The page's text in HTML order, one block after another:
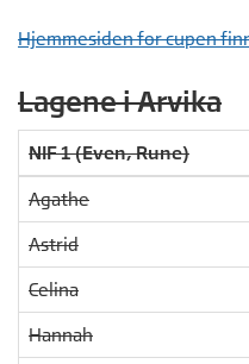
Hjemmesiden for cupen
Lagene i Arvika
NIF 1 (Even, Rune)
Agathe
Astrid
Celina
Hannah